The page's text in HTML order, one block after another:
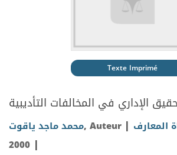
Texte Imprimé
الإداري في المخالفات التأديبية
محمد ماجد ياقوت, Auteur | المعارف
|
2000